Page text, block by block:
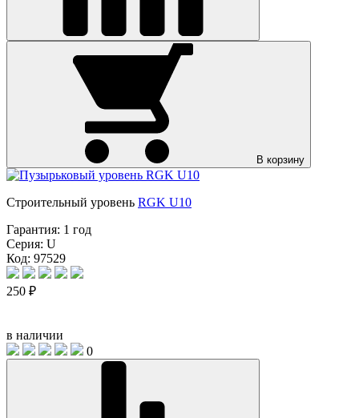
В корзину
Строительный уровень RGK U10
Гарантия: 1 год
Серия: U
Код: 97529
250 ₽
в наличии
0